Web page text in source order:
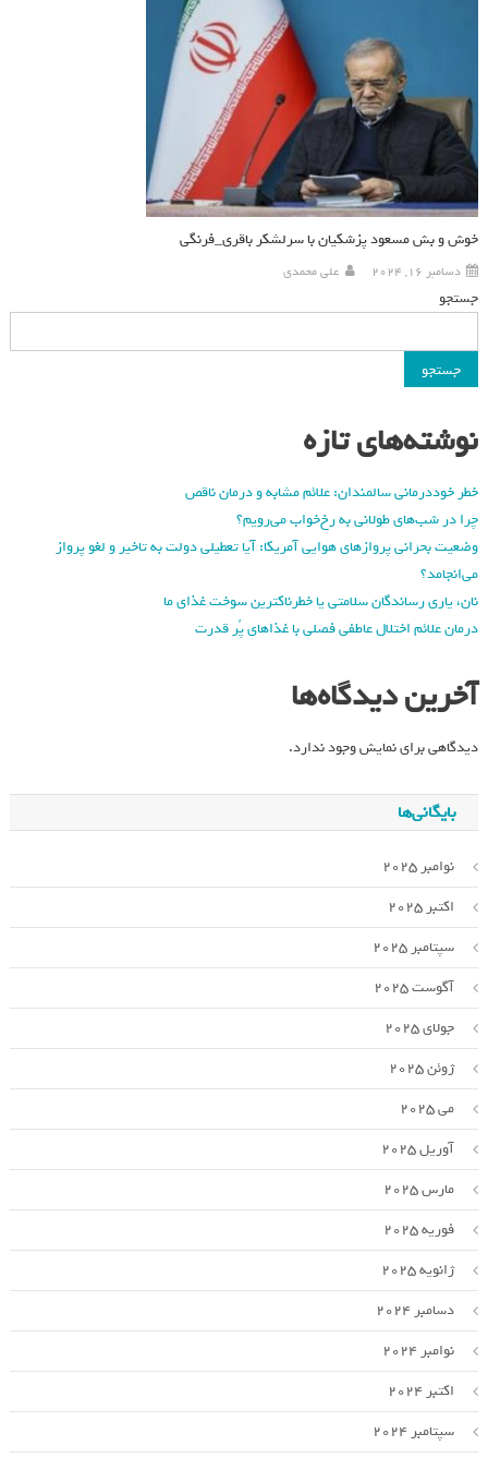
خوش و بش مسعود پزشکیان با سرلشکر باقری_فرنگی
دسامبر 16, 2024 علی محمدی
جستجو
جستجو
نوشته‌های تازه
خطر خوددرمانی سالمندان: علائم مشابه و درمان ناقص
چرا در شب‌های طولانی به رخ‌خواب می‌رویم؟
وضعیت بحرانی پروازهای هوایی آمریکا: آیا تعطیلی دولت به تاخیر و لغو پرواز
می‌انجامد؟
نان، یاری رساندگان سلامتی یا خطرناکترین سوخت غذای ما
درمان علائم اختلال عاطفی فصلی با غذاهای پُر قدرت
آخرین دیدگاه‌ها
دیدگاهی برای نمایش وجود ندارد.
بایگانی‌ها
نوامبر 2025
اکتبر 2025
سپتامبر 2025
آگوست 2025
جولای 2025
ژوئن 2025
می 2025
آوریل 2025
مارس 2025
فوریه 2025
ژانویه 2025
دسامبر 2024
نوامبر 2024
اکتبر 2024
سپتامبر 2024